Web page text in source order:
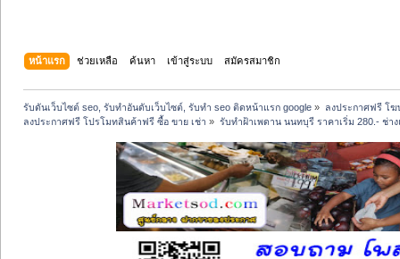
หน้าแรก ช่วยเหลือ ค้นหา เข้าสู่ระบบ สมัครสมาชิก
รับดันเว็บไซต์ seo, รับทำอันดับเว็บไซต์, รับทำ seo ติดหน้าแรก google » ลงประกาศฟรี โ
ลงประกาศฟรี โปรโมทสินค้าฟรี ซื้อ ขาย เช่า » รับทำฝ้าเพดาน นนทบุรี ราคาเริ่ม 280.- ช่า